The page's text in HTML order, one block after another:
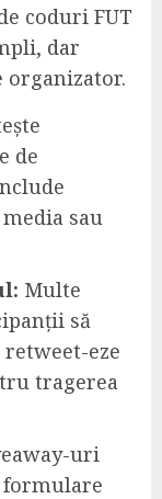
coduri FUT
dar
organizator.
de
sau
Multe
să
retweet-eze
tragerea
uri
formulare